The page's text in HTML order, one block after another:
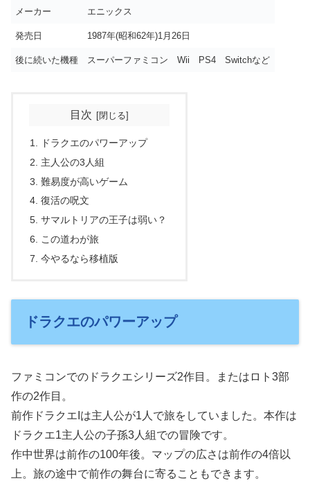
メーカー エニックス
発売日 1987年(昭和62年)1月26日
後に続いた機種 スーパーファミコン Wii PS4 Switchなど
目次
ドラクエのパワーアップ
主人公の3人組
難易度が高いゲーム
復活の呪文
サマルトリアの王子は弱い？
この道わが旅
今やるなら移植版
ドラクエのパワーアップ
ファミコンでのドラクエシリーズ2作目。またはロト3部
作の2作目。
前作ドラクエIは主人公が1人で旅をしていました。本作は
ドラクエ1主人公の子孫3人組での冒険です。
作中世界は前作の100年後。マップの広さは前作の4倍以
上。旅の途中で前作の舞台に寄ることもできます。